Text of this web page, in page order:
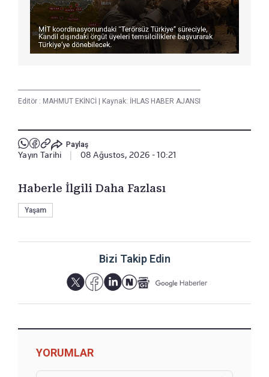
Editör : MAHMUT EKİNCİ Kaynak: İHLAS HABER AJANSI
Paylaş
Yayın Tarihi 08 Ağustos, 2026 - 10:21
Haberle İlgili Daha Fazlası
Yaşam
Bizi Takip Edin
YORUMLAR